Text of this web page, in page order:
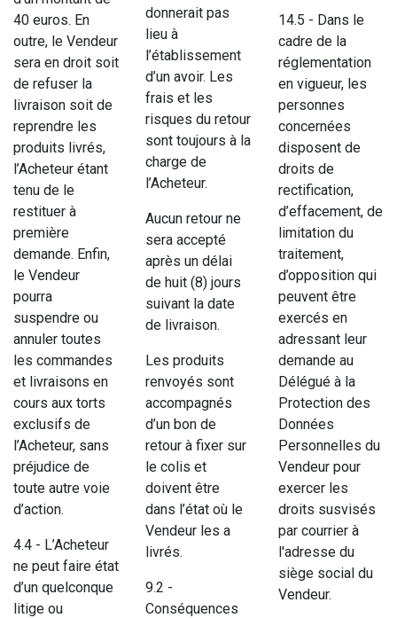
40 euros. En
outre, le Vendeur
sera en droit soit
de refuser la
livraison soit de
reprendre les
produits livrés,
l’Acheteur étant
tenu de le
restituer à
première
demande. Enfin,
le Vendeur
pourra
suspendre ou
annuler toutes
les commandes
et livraisons en
cours aux torts
exclusifs de
l’Acheteur, sans
préjudice de
toute autre voie
d’action.
4.4 - L’Acheteur
ne peut faire état
d’un quelconque
litige ou
donnerait pas
lieu à
l’établissement
d’un avoir. Les
frais et les
risques du retour
sont toujours à la
charge de
l’Acheteur.
Aucun retour ne
sera accepté
après un délai
de huit (8) jours
suivant la date
de livraison.
Les produits
renvoyés sont
accompagnés
d’un bon de
retour à fixer sur
le colis et
doivent être
dans l’état où le
Vendeur les a
livrés.
9.2 -
Conséquences
14.5 - Dans le
cadre de la
réglementation
en vigueur, les
personnes
concernées
disposent de
droits de
rectification,
d’effacement, de
limitation du
traitement,
d’opposition qui
peuvent être
exercés en
adressant leur
demande au
Délégué à la
Protection des
Données
Personnelles du
Vendeur pour
exercer les
droits susvisés
par courrier à
l'adresse du
siège social du
Vendeur.